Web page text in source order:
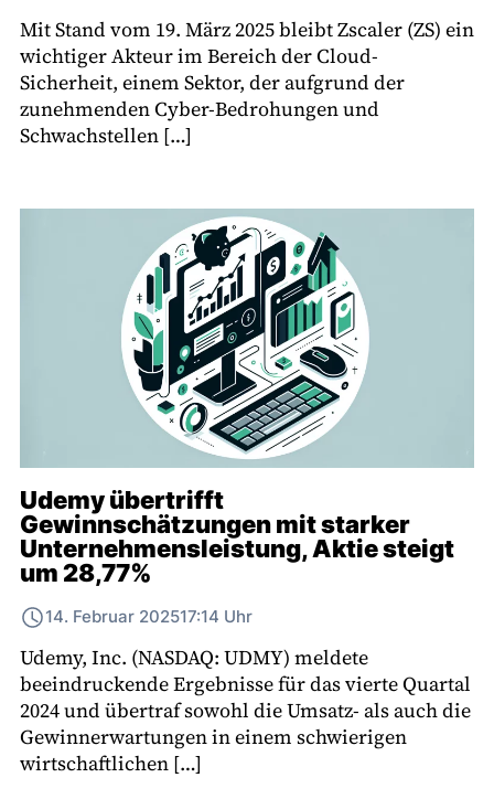
Mit Stand vom 19. März 2025 bleibt Zscaler (ZS) ein
wichtiger Akteur im Bereich der Cloud-
Sicherheit, einem Sektor, der aufgrund der
zunehmenden Cyber-Bedrohungen und
Schwachstellen […]
Udemy übertrifft
Gewinnschätzungen mit starker
Unternehmensleistung, Aktie steigt
um 28,77%
14. Februar 202517:14 Uhr
Udemy, Inc. (NASDAQ: UDMY) meldete
beeindruckende Ergebnisse für das vierte Quartal
2024 und übertraf sowohl die Umsatz- als auch die
Gewinnerwartungen in einem schwierigen
wirtschaftlichen […]